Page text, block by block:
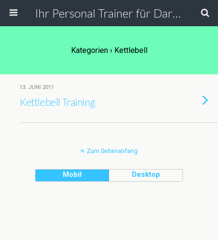
Ihr Personal Trainer für Darmstadt, Frankfurt und Umgebung. Personal Training in der PT Lounge, bei Ihnen zu Hause, in der Firma und Outdoor.
Kategorien › Kettlebell
13. JUNI 2011
Kettlebell Training
Zum Seitenanfang
Mobil Desktop